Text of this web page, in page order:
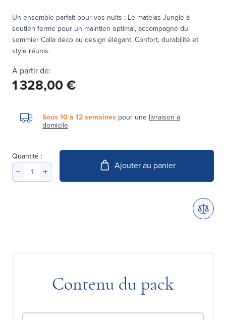
Un ensemble parfait pour vos nuits : Le matelas Jungle à
soutien ferme pour un maintien optimal, accompagné du
sommier Calla déco au design élégant. Confort, durabilité et
style réunis.
À partir de:
1 328,00 €
Sous 10 à 12 semaines pour une livraison à
domicile
Quantité :
Ajouter au panier
Contenu du pack